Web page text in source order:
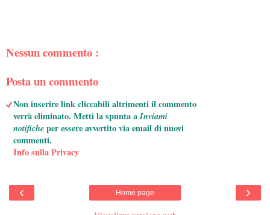
Nessun commento :
Posta un commento
Non inserire link cliccabili altrimenti il commento
verrà eliminato. Metti la spunta aInviami
notificheper essere avvertito via email di nuovi
commenti.
Info sulla Privacy
‹ ›
Home page